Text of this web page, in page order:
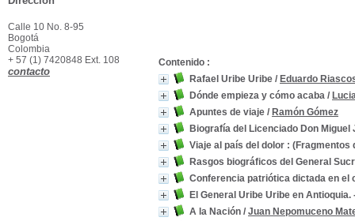
Contenido :
Rafael Uribe Uribe / Eduardo
Dónde empieza y cómo acaba /
Apuntes de viaje / Ramón Gómez
Biografía del Licenciado Don Miguel
Viaje al país del dolor : (Fragmentos
Rasgos biográficos del General
Conferencia patriótica dictada en el
El General Uribe Uribe en Antioquia.
A la Nación / Juan Nepomuceno
Calle 10 No. 8-95
Bogotá
Colombia
+ 57 (1) 7420848 Ext. 108
contacto